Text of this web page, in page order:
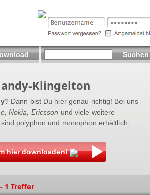
Klingelton
? Dann bist Du hier genau richtig! Bei uns
Nokia, Ericsson und viele weitere
polyphon und monophon erhältlich,
hier downloaden!
1 Treffer
Suchen